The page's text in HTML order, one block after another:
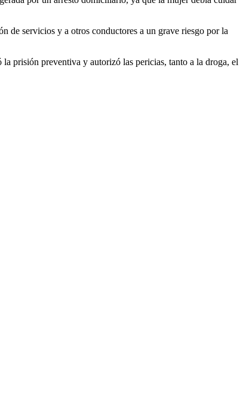
de servicios y a otros conductores a un grave riesgo por la
prisión preventiva y autorizó las pericias, tanto a la droga, el